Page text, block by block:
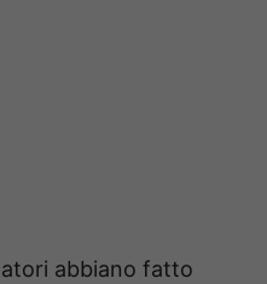
abbiano fatto